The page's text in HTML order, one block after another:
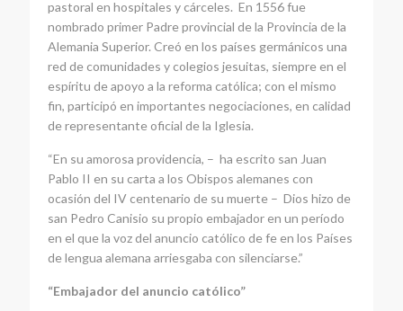
pastoral en hospitales y cárceles. En 1556 fue
nombrado primer Padre provincial de la Provincia de la
Alemania Superior. Creó en los países germánicos una
red de comunidades y colegios jesuitas, siempre en el
espíritu de apoyo a la reforma católica; con el mismo
fin, participó en importantes negociaciones, en calidad
de representante oficial de la Iglesia.
“En su amorosa providencia, – ha escrito san Juan
Pablo II en su carta a los Obispos alemanes con
ocasión del IV centenario de su muerte – Dios hizo de
san Pedro Canisio su propio embajador en un período
en el que la voz del anuncio católico de fe en los Países
de lengua alemana arriesgaba con silenciarse.”
“Embajador del anuncio católico”